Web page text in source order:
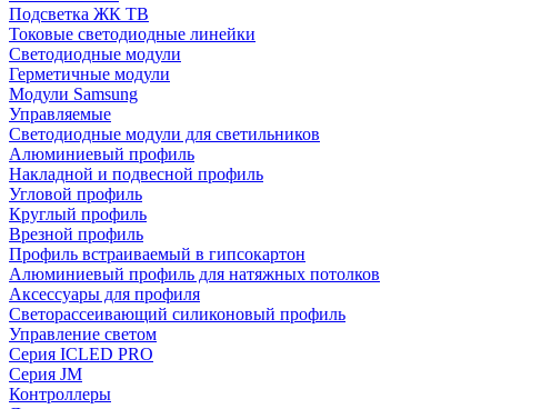
Подсветка ЖК ТВ
Токовые светодиодные линейки
Светодиодные модули
Герметичные модули
Модули Samsung
Управляемые
Светодиодные модули для светильников
Алюминиевый профиль
Накладной и подвесной профиль
Угловой профиль
Круглый профиль
Врезной профиль
Профиль встраиваемый в гипсокартон
Алюминиевый профиль для натяжных потолков
Аксессуары для профиля
Светорассеивающий силиконовый профиль
Управление светом
Серия ICLED PRO
Серия JM
Контроллеры